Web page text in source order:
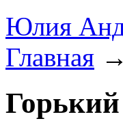
Юлия
Главная →